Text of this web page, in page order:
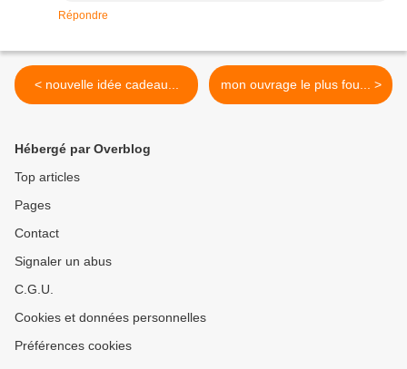
Répondre
< nouvelle idée cadeau... mon ouvrage le plus fou... >
Hébergé par Overblog
Top articles
Pages
Contact
Signaler un abus
C.G.U.
Cookies et données personnelles
Préférences cookies